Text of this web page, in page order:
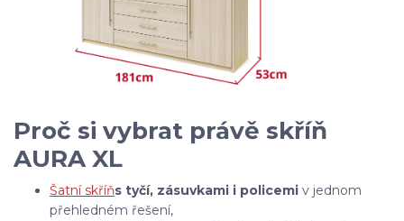
Proč si vybrat právě skříň
AURA XL
Šatní skříňs tyčí, zásuvkami i policemi v jednom
přehledném řešení,